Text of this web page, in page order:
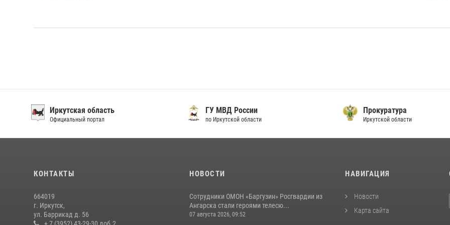
Иркутская область
Официальный портал
ГУ МВД России
по Иркутской области
Прокуратура
Иркутской области
КОНТАКТЫ
664019
г. Иркутск,
ул. Баррикад д. 56
НОВОСТИ
Сотрудники ОМОН «Баргузин» Росгвардии из
Ангарска стали героями телесю...
07 августа 2026, 09:52
НАВИГАЦИЯ
Новости
Карта сайта